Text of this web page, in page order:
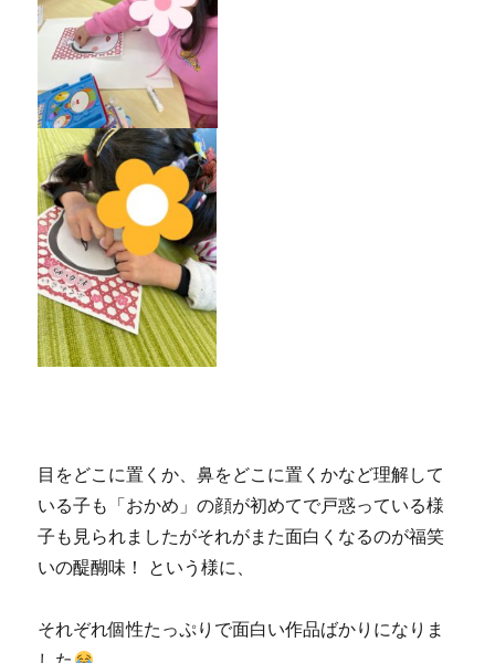
目をどこに置くか、鼻をどこに置くかなど理解して
いる子も「おかめ」の顔が初めてで戸惑っている様
子も見られましたがそれがまた面白くなるのが福笑
いの醍醐味！ という様に、
それぞれ個性たっぷりで面白い作品ばかりになりま